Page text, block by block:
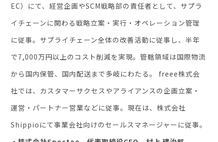
EC）にて、経営企画やSCM戦略部の責任者として、サプラ
イチェーンに関わる戦略立案・実行・オペレーション管理
に従事。サプライチェーン全体の改善活動に従事し、半年
で7,000万円以上のコスト削減を実現。管轄領域は国際物流
から国内保管、国内配送まで多岐にわたる。 freee株式会
社では、カスタマーサクセスやアライアンスの企画立案・
運営・パートナー営業などに従事。現在は、株式会社
Shippioにて事業会社向けのセールスマネージャーに従事。